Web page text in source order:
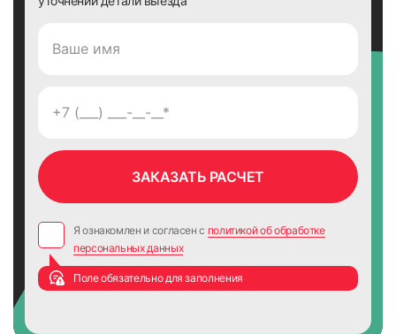
Я ознакомлен и согласен с политикой об обработке
персональных данных
Поле обязательно для заполнения